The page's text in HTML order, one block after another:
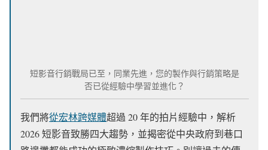
短影音行銷戰局已至，同業先進，您的製作與行銷策略是
否已從經驗中學習並進化？
我們將從宏林跨媒體超過 20 年的拍片經驗中，解析
2026 短影音致勝四大趨勢，並揭密從中央政府到巷口